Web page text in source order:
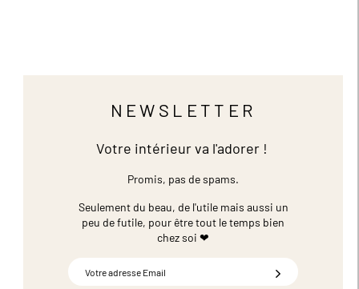
NEWSLETTER
Votre intérieur va l'adorer !
Promis, pas de spams.
Seulement du beau, de l'utile mais aussi un
peu de futile, pour être tout le temps bien
chez soi ❤